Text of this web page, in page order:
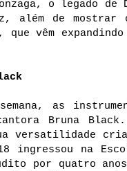
o legado de
além de mostrar
que vêm
as
Bruna Black.
versatilidade
ingressou na
por quatro